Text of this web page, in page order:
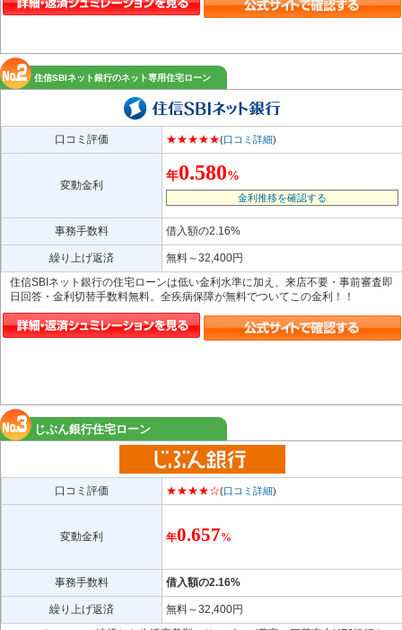
住信SBIネット銀行のネット専用住宅ローン
口コミ評価 ★★★★★(口コミ詳細)
変動金利
年0.580%
金利推移を確認する
事務手数料 借入額の2.16%
繰り上げ返済
無料～32,400円
住信SBIネット銀行の住宅ローンは低い金利水準に加え、来店不要・事前審査即
日回答・金利切替手数料無料。全疾病保障が無料でついてこの金利！！
じぶん銀行住宅ローン
口コミ評価 ★★★★☆(口コミ詳細)
変動金利 年0.657%
事務手数料 借入額の2.16%
繰り上げ返済
無料～32,400円